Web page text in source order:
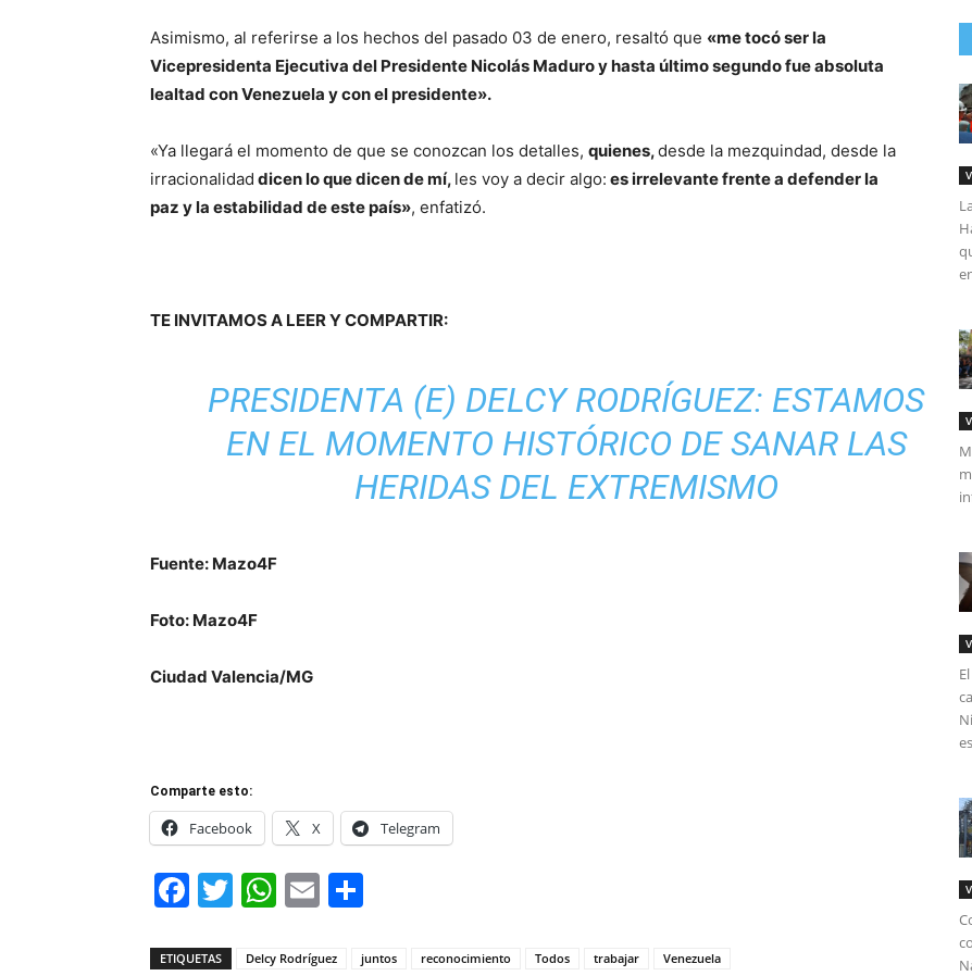
Asimismo, al referirse a los hechos del pasado 03 de enero, resaltó que «me tocó ser la
Vicepresidenta Ejecutiva del Presidente Nicolás Maduro y hasta último segundo fue absoluta
lealtad con Venezuela y con el presidente».
«Ya llegará el momento de que se conozcan los detalles, quienes,desde la mezquindad, desde la
irracionalidad dicen lo que dicen de mí, les voy a decir algo: es irrelevante frente a defender la
paz y la estabilidad de este país», enfatizó.
TE INVITAMOS A LEER Y COMPARTIR:
PRESIDENTA (E) DELCY RODRÍGUEZ: ESTAMOS
EN EL MOMENTO HISTÓRICO DE SANAR LAS
HERIDAS DEL EXTREMISMO
Fuente: Mazo4F
Foto: Mazo4F
Ciudad Valencia/MG
Comparte esto:
Facebook X Telegram
Facebook
Twitter
WhatsApp
Email
ETIQUETAS Delcy Rodríguez juntos reconocimiento Todos trabajar Venezuela